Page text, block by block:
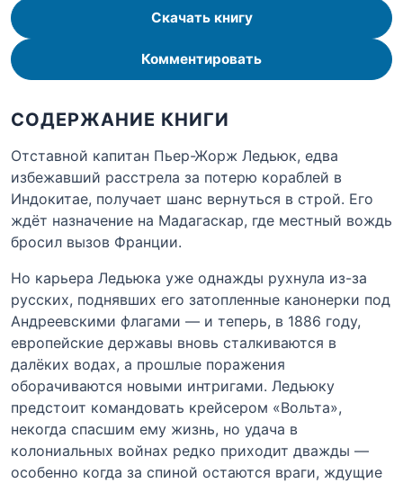
Скачать книгу
Комментировать
СОДЕРЖАНИЕ КНИГИ
Отставной капитан Пьер-Жорж Ледьюк, едва
избежавший расстрела за потерю кораблей в
Индокитае, получает шанс вернуться в строй. Его
ждёт назначение на Мадагаскар, где местный вождь
бросил вызов Франции.
Но карьера Ледьюка уже однажды рухнула из-за
русских, поднявших его затопленные канонерки под
Андреевскими флагами — и теперь, в 1886 году,
европейские державы вновь сталкиваются в
далёких водах, а прошлые поражения
оборачиваются новыми интригами. Ледьюку
предстоит командовать крейсером «Вольта»,
некогда спасшим ему жизнь, но удача в
колониальных войнах редко приходит дважды —
особенно когда за спиной остаются враги, ждущие